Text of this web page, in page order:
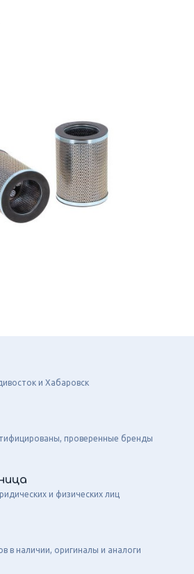
и Хабаровск
проверенные бренды
и физических лиц
в наличии, оригиналы и аналоги